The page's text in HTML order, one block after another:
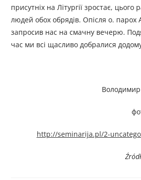
присутніх на Літургії зростає, цього
людей обох обрядів. Опісля о. парох
запросив нас на смачну вечерю.
час ми всі щасливо добралися
Володимир
http://seminarija.pl/2-